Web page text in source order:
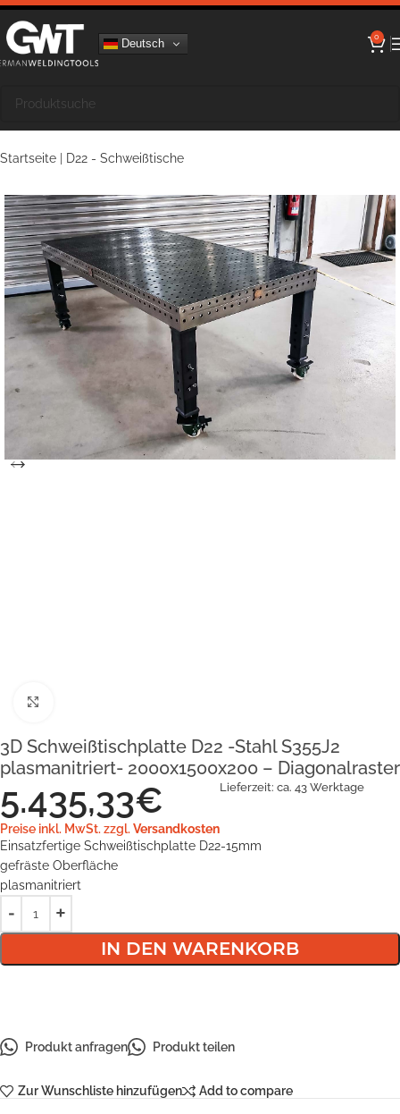
Deutsch 0
Startseite D22 - Schweißtische
3D Schweißtischplatte D22 -Stahl S355J2
plasmanitriert- 2000x1500x200 – Diagonalraster
5.435,33€
Preise inkl. MwSt. zzgl. Versandkosten
Lieferzeit: ca. 43 Werktage
Einsatzfertige Schweißtischplatte D22-15mm
gefräste Oberfläche
plasmanitriert
IN DEN WARENKORB
Produkt anfragen Produkt teilen
Zur Wunschliste hinzufügen Add to compare